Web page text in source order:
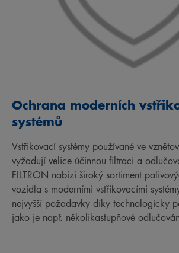
Ochrana moderních
systémů
Vstřikovací systémy používané ve
vyžadují velice účinnou filtraci a
FILTRON nabízí široký sortiment
vozidla s moderními vstřikovacími
nejvyšší požadavky díky technologicky
jako je např. několikastupňové